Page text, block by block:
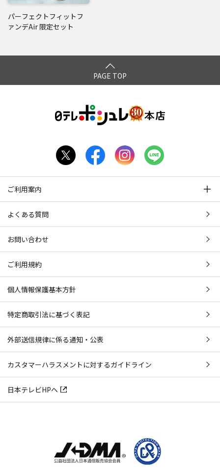
香りです。
※タマゴ由来の成分が含まれておりますので、卵アレルギー
の方はご使用をお控えください。
3種類のコラーゲン：
ゲン、水溶性コラーゲンクロスポリマー／[配合目的]皮膚コン
ディショニング剤(ハリ・弾力)
4種類のヒアルロン酸：
[配合成分]ヒアルロン酸アスコルビルプロピル、加水分解
[配合成分]アセチルヒアルロン酸Na、ヒアルロン酸Na／[配
ナノビタミンカプセル：
[配合成分]テトラヘキシルデカン酸アスコルビル／[配合目
的]皮膚コンディショニング剤(ハリ・ツヤ)
[配合成分]セレブロシド／[配合目的]皮膚コンディショニン
グ剤(潤い)
[配合成分]グリセリン／[配合目的]湿潤剤
[配合成分]ペンチレングリコール／[配合目的]保湿剤
*6：効能評価試験済み
*8：[配合目的]保湿成分
閉じる
パーフェクトフィットフ
ァンデAir 限定セット
PAGE TOP
ご利用案内
よくある質問
お問い合わせ
ご利用規約
個人情報保護基本方針
特定商取引法に基づく表記
外部送信規律に係る通知・公表
カスタマーハラスメントに対するガイドライン
日本テレビHPへ